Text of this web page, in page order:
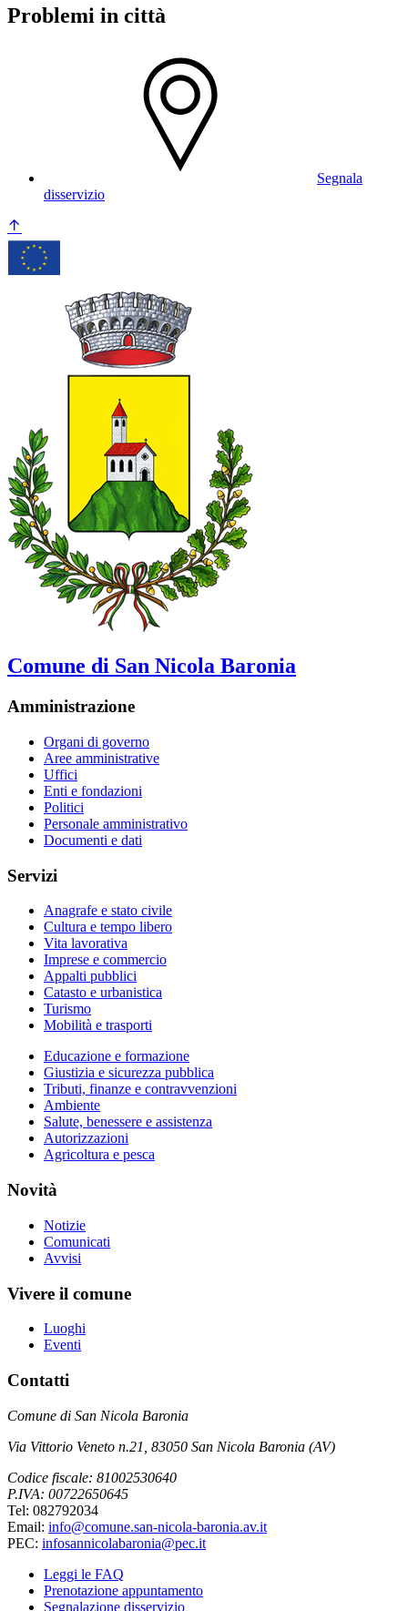
Problemi in città
Segnala
disservizio
Comune di San Nicola Baronia
Amministrazione
Organi di governo
Aree amministrative
Uffici
Enti e fondazioni
Politici
Personale amministrativo
Documenti e dati
Servizi
Anagrafe e stato civile
Cultura e tempo libero
Vita lavorativa
Imprese e commercio
Appalti pubblici
Catasto e urbanistica
Turismo
Mobilità e trasporti
Educazione e formazione
Giustizia e sicurezza pubblica
Tributi, finanze e contravvenzioni
Ambiente
Salute, benessere e assistenza
Autorizzazioni
Agricoltura e pesca
Novità
Notizie
Comunicati
Avvisi
Vivere il comune
Luoghi
Eventi
Contatti
Comune di San Nicola Baronia
Via Vittorio Veneto n.21, 83050 San Nicola Baronia (AV)
Codice fiscale: 81002530640
P.IVA: 00722650645
Tel: 082792034
Email: info@comune.san-nicola-baronia.av.it
PEC: infosannicolabaronia@pec.it
Leggi le FAQ
Prenotazione appuntamento
Segnalazione disservizio